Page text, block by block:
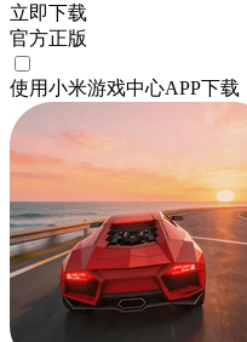
立即下载
官方正版
使用小米游戏中心APP下载